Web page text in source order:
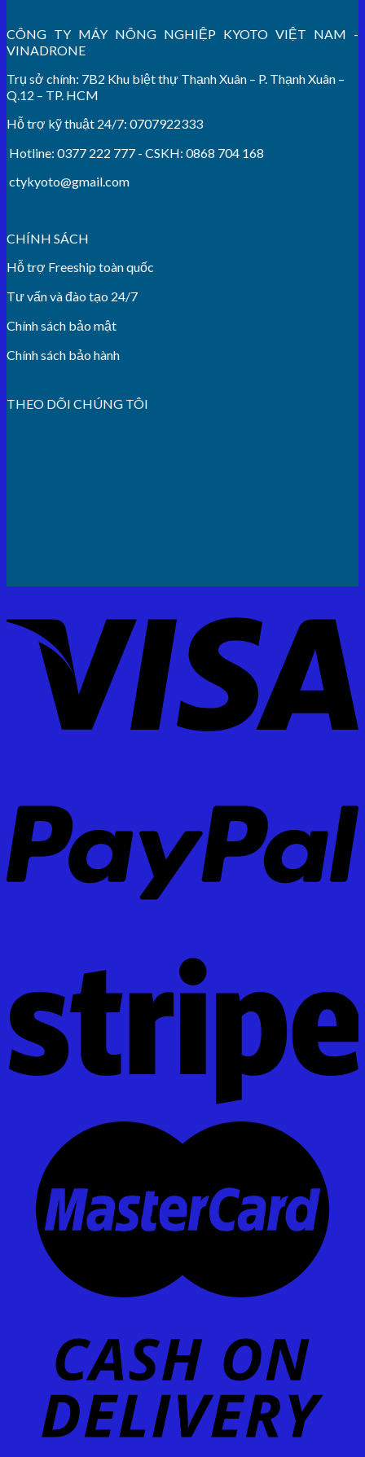
CÔNG TY MÁY NÔNG NGHIỆP KYOTO VIỆT NAM -
VINADRONE
Trụ sở chính: 7B2 Khu biệt thự Thạnh Xuân – P. Thạnh Xuân –
Q.12 – TP. HCM
Hỗ trợ kỹ thuật 24/7: 0707922333
Hotline: 0377 222 777 - CSKH: 0868 704 168
ctykyoto@gmail.com
CHÍNH SÁCH
Hỗ trợ Freeship toàn quốc
Tư vấn và đào tạo 24/7
Chính sách bảo mật
Chính sách bảo hành
THEO DÕI CHÚNG TÔI